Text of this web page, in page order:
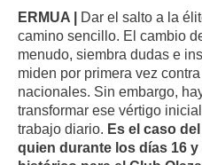
ERMUA | Dar el salto a la
camino sencillo. El cambio
menudo, siembra dudas e
miden por primera vez
nacionales. Sin embargo,
transformar ese vértigo
trabajo diario. Es el caso
quien durante los días 16